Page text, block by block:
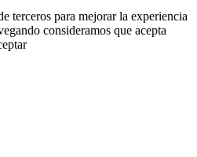
terceros para mejorar la experiencia
consideramos que acepta